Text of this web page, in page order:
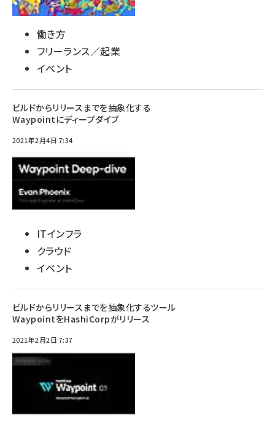
働き方
フリーランス／起業
イベント
ビルドからリリースまでを抽象化する
Waypointにディープダイブ
2021年2月4日 7:34
ITインフラ
クラウド
イベント
ビルドからリリースまでを抽象化するツール
WaypointをHashiCorpがリリース
2021年2月2日 7:37